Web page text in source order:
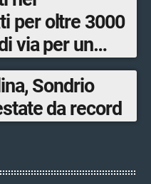
per oltre 3000
via per un
Sondrio
da record